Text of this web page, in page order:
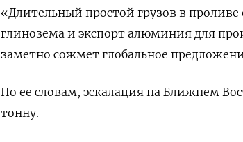
«Длительный простой грузов в
глинозема и экспорт алюминия для
заметно сожмет ⁠глобальное
По ее словам, эскалация ‌на Ближнем
‌тонну.